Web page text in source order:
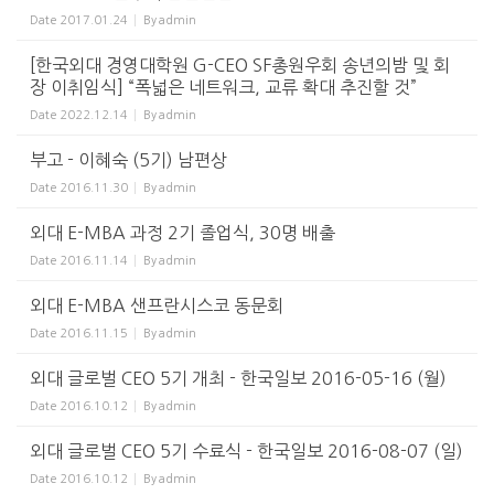
Date 2017.01.24 Byadmin
[한국외대 경영대학원 G-CEO SF총원우회 송년의밤 및 회
장 이취임식] “폭넓은 네트워크, 교류 확대 추진할 것”
Date 2022.12.14 Byadmin
부고 - 이혜숙 (5기) 남편상
Date 2016.11.30 Byadmin
외대 E-MBA 과정 2기 졸업식, 30명 배출
Date 2016.11.14 Byadmin
외대 E-MBA 샌프란시스코 동문회
Date 2016.11.15 Byadmin
외대 글로벌 CEO 5기 개최 - 한국일보 2016-05-16 (월)
Date 2016.10.12 Byadmin
외대 글로벌 CEO 5기 수료식 - 한국일보 2016-08-07 (일)
Date 2016.10.12 Byadmin